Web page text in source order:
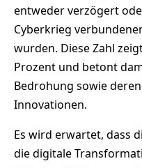
entweder verzögert
Cyberkrieg
wurden. Diese Zahl
Prozent und betont
Bedrohung sowie
Innovationen.
Es wird erwartet, dass
die digitale